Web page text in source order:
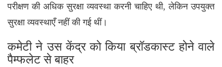
परीक्षण की अधिक सुरक्षा व्यवस्था करनी चाहिए थी, लेकिन उपयुक्त
सुरक्षा व्यवस्थाएँ नहीं की गई थीं।
कमेटी ने उस केंद्र को किया ब्रॉडकास्ट होने वाले
पैम्फलेट से बाहर